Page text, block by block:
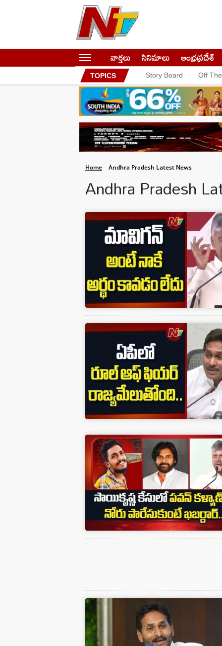
వార్తలు సినిమాలు ఆంధ్రప్రదేశ్
TOPICS Story Board Off
Home Andhra Pradesh Latest News
Andhra Pradesh